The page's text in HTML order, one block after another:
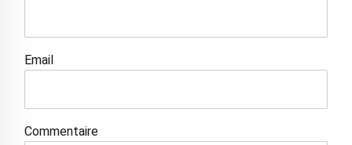
Email
Commentaire